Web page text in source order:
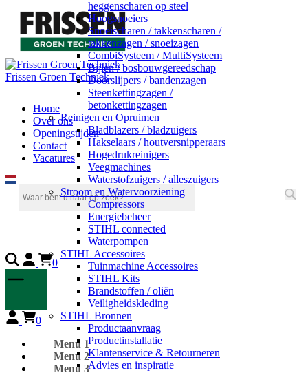
Frissen Groen Techniek
Home
Over ons
Openingstijden
Contact
Vacatures
heggenscharen op steel
Hoogsnoeiers
Snoeischaren / takkenscharen /
takkenzagen / snoeizagen
CombiSysteem / MultiSysteem
Bijlen / bosbouwgereedschap
Doorslijpers / bandenzagen
Steenkettingzagen /
betonkettingzagen
Reinigen en Opruimen
Bladblazers / bladzuigers
Hakselaars / houtversnipperaars
Hogedrukreinigers
Veegmachines
Waterstofzuigers / alleszuigers
Stroom en Watervoorziening
Compressors
Energiebeheer
STIHL connected
Waterpompen
STIHL Accessoires
Tuinmachine Accessoires
STIHL Kits
Brandstoffen / oliën
Veiligheidskleding
STIHL Bronnen
Productaanvraag
Productinstallatie
Klantenservice & Retourneren
Advies en inspiratie
0
0
Menu 1
Menu 2
Menu 3